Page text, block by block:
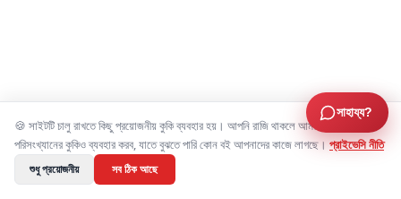
🍪 সাইটটি চালু রাখতে কিছু প্রয়োজনীয় কুকি ব্যবহার হয়। আপনি রাজি থাকলে আমরা বিজ্ঞাপন ও
পরিসংখ্যানের কুকিও ব্যবহার করব, যাতে বুঝতে পারি কোন বই আপনাদের কাজে লাগছে।প্রাইভেসি নীতি
শুধু প্রয়োজনীয় সব ঠিক আছে
সাহায্য?